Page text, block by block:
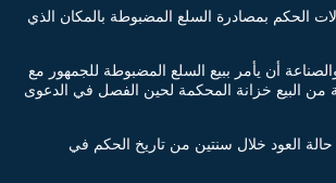
الحكم بمصادرة السلع المضبوطة بالمكان الذي
أن يأمر ببيع السلع المضبوطة للجمهور مع
من البيع خزانة المحكمة لحين الفصل في الدعوى
العود خلال سنتين من تاريخ الحكم في